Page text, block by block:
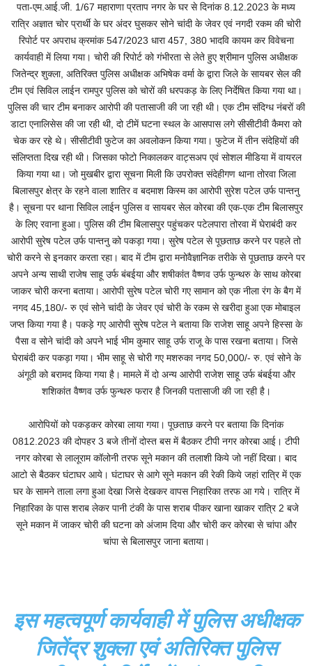
पता-एम.आई.जी. 1/67 महाराणा प्रताप नगर के घर से दिनांक 8.12.2023 के मध्य
रात्रि अज्ञात चोर प्रार्थी के घर अंदर घुसकर सोने चांदी के जेवर एवं नगदी रकम की चोरी
रिपोर्ट पर अपराध क्रमांक 547/2023 धारा 457, 380 भादवि कायम कर विवेचना
कार्यवाही में लिया गया। चोरी की रिपोर्ट को गंभीरता से लेते हुए श्रीमान पुलिस अधीक्षक
जितेन्द्र शुक्ला, अतिरिक्त पुलिस अधीक्षक अभिषेक वर्मा के द्वारा जिले के सायबर सेल की
टीम एवं सिविल लाईन रामपुर पुलिस को चोरों की धरपकड़ के लिए निर्देषित किया गया था।
पुलिस की चार टीम बनाकर आरोपी की पतासाजी की जा रही थी। एक टीम संदिग्ध नंबरों की
डाटा एनालिसेस की जा रही थी, दो टीमें घटना स्थल के आसपास लगे सीसीटीवी कैमरा को
चेक कर रहे थे। सीसीटीवी फुटेज का अवलोकन किया गया। फुटेज में तीन संदेहियों की
संलिप्तता दिख रही थी। जिसका फोटो निकालकर वाट्सअप एवं सोशल मीडिया में वायरल
किया गया था। जो मुखबीर द्वारा सूचना मिली कि उपरोक्त संदेहीगण थाना तोरवा जिला
बिलासपुर क्षेत्र के रहने वाला शातिर व बदमाश किस्म का आरोपी सुरेश पटेल उर्फ पान्तनु
है। सूचना पर थाना सिविल लाईन पुलिस व सायबर सेल कोरबा की एक-एक टीम बिलासपुर
के लिए रवाना हुआ। पुलिस की टीम बिलासपुर पहुंचकर पटेलपारा तोरवा में घेराबंदी कर
आरोपी सुरेष पटेल उर्फ पान्तनु को पकड़ा गया। सुरेष पटेल से पूछताछ करने पर पहले तो
चोरी करने से इनकार करता रहा। बाद में टीम द्वारा मनोवैज्ञानिक तरीके से पूछताछ करने पर
अपने अन्य साथी राजेष साहू उर्फ बंबईया और शषीकांत वैष्णव उर्फ फुन्थरु के साथ कोरबा
जाकर चोरी करना बताया। आरोपी सुरेष पटेल चोरी गए सामान को एक नीला रंग के बैग में
नगद 45,180/- रु एवं सोने चांदी के जेवर एवं चोरी के रकम से खरीदा हुआ एक मोबाइल
जप्त किया गया है। पकड़े गए आरोपी सुरेष पटेल ने बताया कि राजेश साहू अपने हिस्सा के
पैसा व सोने चांदी को अपने भाई भीम कुमार साहू उर्फ राजू के पास रखना बताया। जिसे
घेराबंदी कर पकड़ा गया। भीम साहू से चोरी गए मशरुका नगद 50,000/- रु. एवं सोने के
अंगूठी को बरामद किया गया है। मामले में दो अन्य आरोपी राजेश साहू उर्फ बंबईया और
शशिकांत वैष्णव उर्फ फुन्थरु फरार है जिनकी पतासाजी की जा रही है।
आरोपियों को पकड़कर कोरबा लाया गया। पूछताछ करने पर बताया कि दिनांक
0812.2023 की दोपहर 3 बजे तीनों दोस्त बस में बैठकर टीपी नगर कोरबा आई। टीपी
नगर कोरबा से लालूराम कॉलोनी तरफ सूने मकान की तलाशी किये जो नहीं दिखा। बाद
आटो से बैठकर घंटाघर आये। घंटाघर से आगे सूने मकान की रेकी किये जहां रात्रि में एक
घर के सामने ताला लगा हुआ देखा जिसे देखकर वापस निहारिका तरफ आ गये। रात्रि में
निहारिका के पास शराब लेकर पानी टंकी के पास शराब पीकर खाना खाकर रात्रि 2 बजे
सूने मकान में जाकर चोरी की घटना को अंजाम दिया और चोरी कर कोरबा से चांपा और
चांपा से बिलासपुर जाना बताया।
इस महत्वपूर्ण कार्यवाही में पुलिस अधीक्षक
जितेंद्र शुक्ला एवं अतिरिक्त पुलिस